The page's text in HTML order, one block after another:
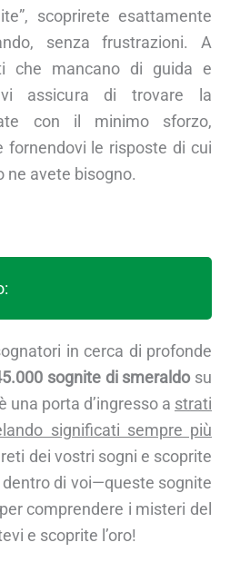
scoprirete esattamente
senza frustrazioni. A
che mancano di guida e
vi assicura di trovare la
con il minimo sforzo,
fornendovi le risposte di cui
ne avete bisogno.
in cerca di profonde
sognite di smeraldosu
una porta d’ingresso a strati
significati sempre più
dei vostri sogni e scoprite
di voi—queste sognite
comprendere i misteri del
e scoprite l’oro!